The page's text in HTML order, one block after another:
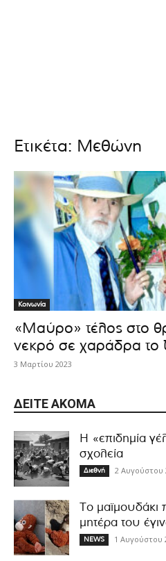
Ετικέτα: Μεθώνη
Κοινωνία
«Μαύρο» τέλος στο
νεκρό σε χαράδρα το
3 Μαρτίου 2023
ΔΕΊΤΕ ΑΚΌΜΑ
Η «επιδημία
σχολεία
Διεθνή 2 Αυγούστου
Το
μητέρα του
NEWS 1 Αυγούστου